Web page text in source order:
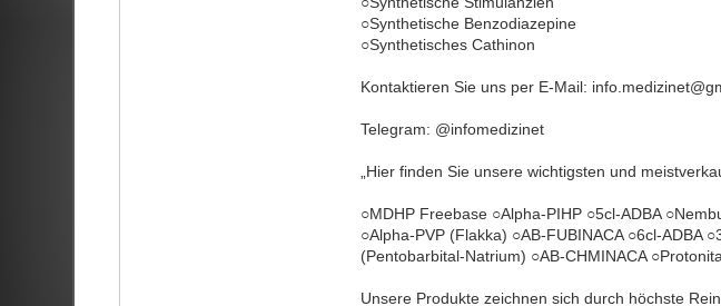
○Synthetische Benzodiazepine
○Synthetisches Cathinon
Kontaktieren Sie uns per E-Mail:
Telegram: @infomedizinet
„Hier finden Sie unsere wichtigsten und
○MDHP Freebase ○Alpha-PIHP ○5cl-ADBA
○Alpha-PVP (Flakka) ○AB-FUBINACA ○6cl-ADBA
(Pentobarbital-Natrium) ○AB-CHMINACA
Unsere Produkte zeichnen sich durch höchste